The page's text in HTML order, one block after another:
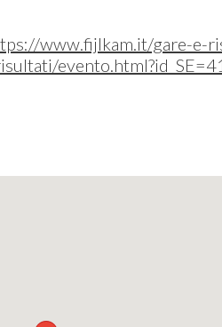
www.fijlkam.it/gare-e-